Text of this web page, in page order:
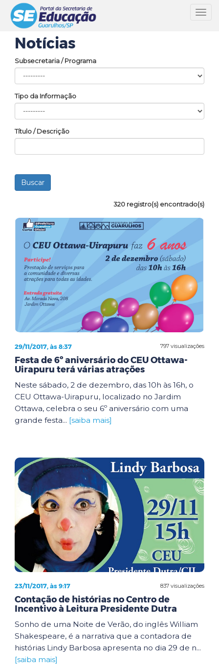
Notícias
Subsecretaria / Programa
Tipo da Informação
Título / Descrição
320 registro(s) encontrado(s)
797 visualizações
29/11/2017, às 8:37
Festa de 6º aniversário do CEU Ottawa-
Uirapuru terá várias atrações
Neste sábado, 2 de dezembro, das 10h às 16h, o
CEU Ottawa-Uirapuru, localizado no Jardim
Ottawa, celebra o seu 6º aniversário com uma
grande festa... [saiba mais]
837 visualizações
23/11/2017, às 9:17
Contação de histórias no Centro de
Incentivo à Leitura Presidente Dutra
Sonho de uma Noite de Verão, do inglês William
Shakespeare, é a narrativa que a contadora de
histórias Lindy Barbosa apresenta no dia 29 de n...
[saiba mais]